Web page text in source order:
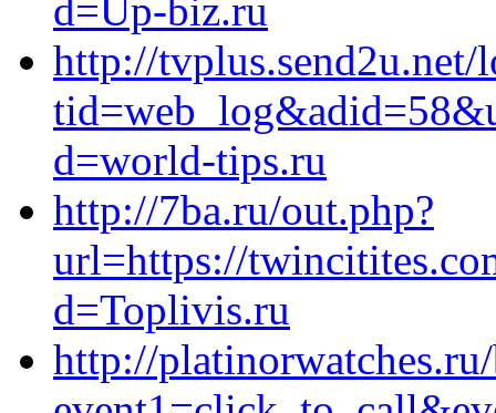
d=Up-biz.ru
http://tvplus.send2u.net/
d=world-tips.ru
http://7ba.ru/out.php?
url=https://
d=Toplivis.ru
http://